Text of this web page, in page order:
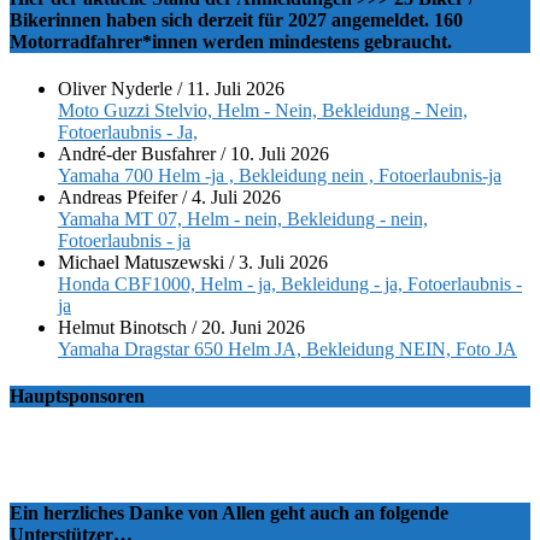
Bikerinnen haben sich derzeit für 2027 angemeldet. 160
Motorradfahrer*innen werden mindestens gebraucht.
Oliver Nyderle / 11. Juli 2026
Moto Guzzi Stelvio, Helm - Nein, Bekleidung - Nein,
Fotoerlaubnis - Ja,
André-der Busfahrer/ 10. Juli 2026
Yamaha 700 Helm -ja , Bekleidung nein , Fotoerlaubnis-ja
Andreas Pfeifer/4. Juli 2026
Yamaha MT 07, Helm - nein, Bekleidung - nein,
Fotoerlaubnis - ja
Michael Matuszewski /3. Juli 2026
Honda CBF1000, Helm - ja, Bekleidung - ja, Fotoerlaubnis -
ja
Helmut Binotsch / 20. Juni 2026
Yamaha Dragstar 650 Helm JA, Bekleidung NEIN, Foto JA
Hauptsponsoren
Ein herzliches Danke von Allen geht auch an folgende
Unterstützer…